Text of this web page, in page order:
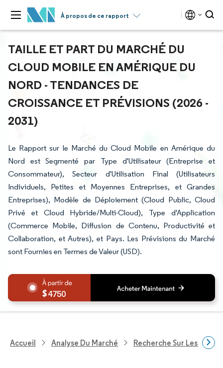
À propos de ce rapport
TAILLE ET PART DU MARCHÉ DU
CLOUD MOBILE EN AMÉRIQUE DU
NORD - TENDANCES DE
CROISSANCE ET PRÉVISIONS (2026 -
2031)
Le Rapport sur le Marché du Cloud Mobile en Amérique du
Nord est Segmenté par Type d'Utilisateur (Entreprise et
Consommateur), Secteur d'Utilisation Final (Utilisateurs
Individuels, Petites et Moyennes Entreprises, et Grandes
Entreprises), Modèle de Déploiement (Cloud Public, Cloud
Privé et Cloud Hybride/Multi-Cloud), Type d'Application
(Commerce Mobile, Diffusion de Contenu, Productivité et
Collaboration, et Autres), et Pays. Les Prévisions du Marché
sont Fournies en Termes de Valeur (USD).
4750
Accueil Analyse Du Marché Recherche Sur Les